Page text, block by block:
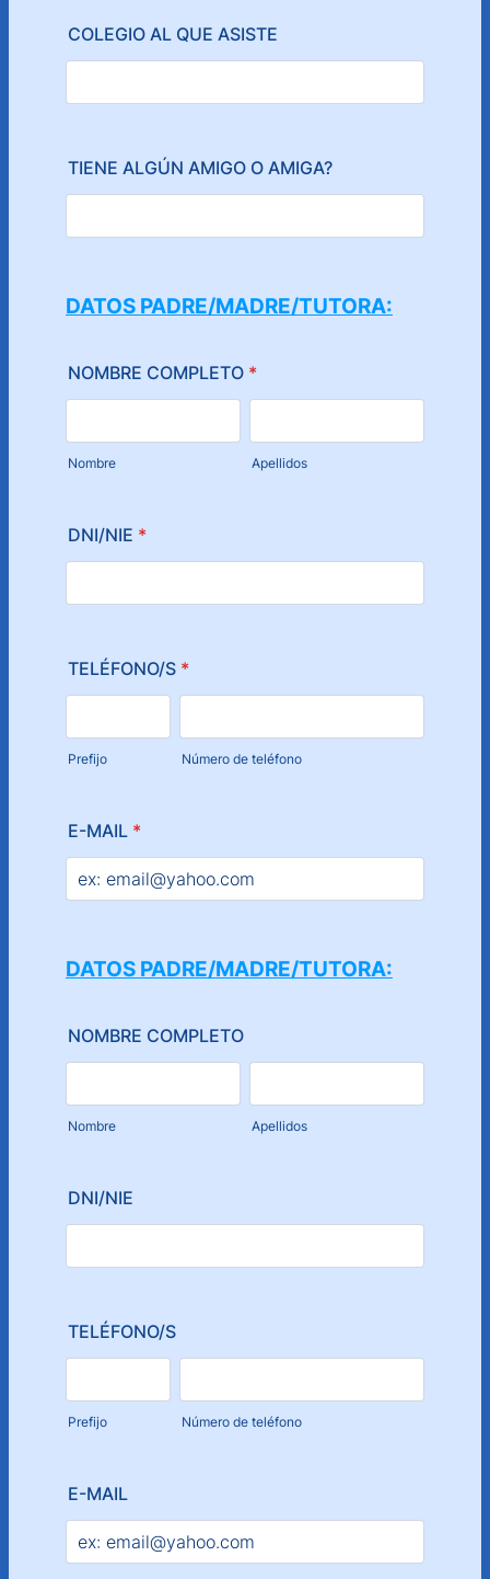
COLEGIO AL QUE ASISTE
TIENE ALGÚN AMIGO O AMIGA?
DATOS PADRE/MADRE/TUTORA:
NOMBRE COMPLETO *
Nombre Apellidos
DNI/NIE *
TELÉFONO/S *
Prefijo Número de teléfono
E-MAIL *
DATOS PADRE/MADRE/TUTORA:
NOMBRE COMPLETO
Nombre Apellidos
DNI/NIE
TELÉFONO/S
Prefijo Número de teléfono
E-MAIL